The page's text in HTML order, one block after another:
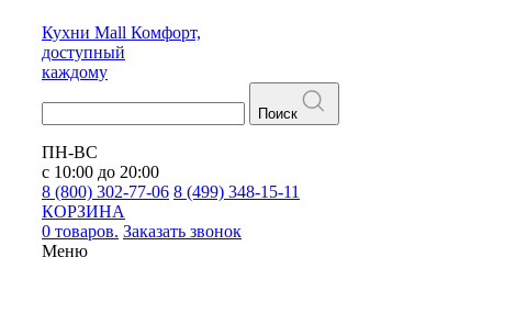
Кухни Mall Комфорт,
доступный
каждому
Поиск
ПН-ВС
с 10:00 до 20:00
8 (800) 302-77-06 8 (499) 348-15-11
КОРЗИНА
0 товаров. Заказать звонок
Меню